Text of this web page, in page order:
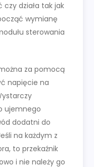
czy działa tak jak
wymianę
sterowania
za pomocą
napięcie na
ujemnego
dodatni do
na każdym z
to przekaźnik
i nie należy go